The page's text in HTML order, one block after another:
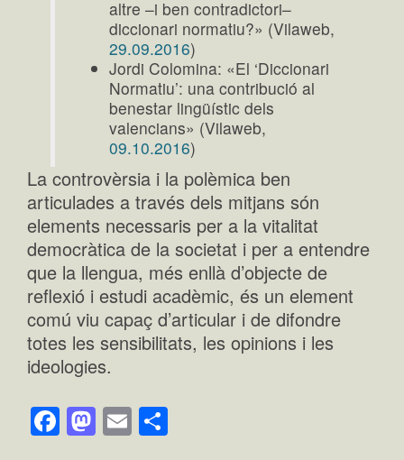
altre –i ben contradictori–
diccionari normatiu?» (Vilaweb,
29.09.2016)
Jordi Colomina: «El ‘Diccionari
Normatiu’: una contribució al
benestar lingüístic dels
valencians» (Vilaweb,
09.10.2016)
La controvèrsia i la polèmica ben
articulades a través dels mitjans són
elements necessaris per a la vitalitat
democràtica de la societat i per a entendre
que la llengua, més enllà d’objecte de
reflexió i estudi acadèmic, és un element
comú viu capaç d’articular i de difondre
totes les sensibilitats, les opinions i les
ideologies.
Facebook
Mastodon
Email